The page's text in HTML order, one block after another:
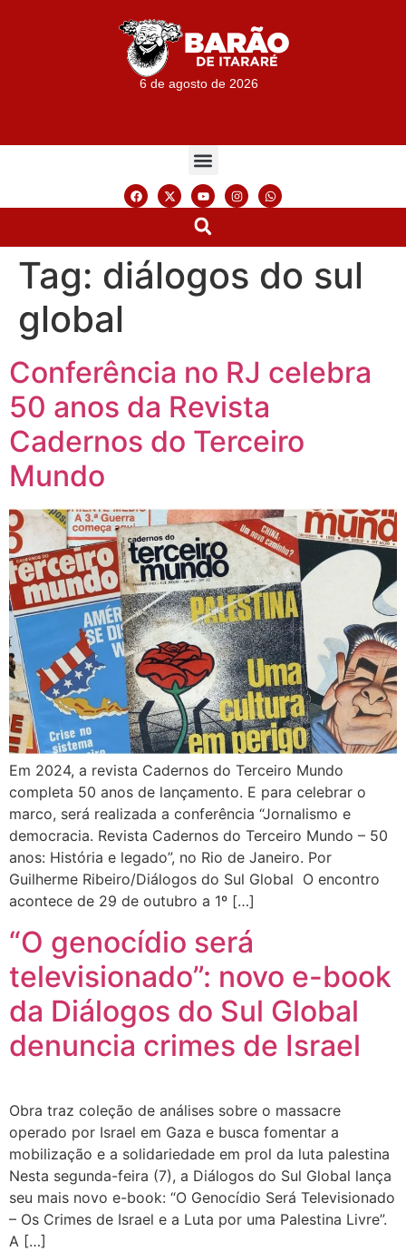
6 de agosto de 2026
Tag: diálogos do sul
global
Conferência no RJ celebra
50 anos da Revista
Cadernos do Terceiro
Mundo
Em 2024, a revista Cadernos do Terceiro Mundo
completa 50 anos de lançamento. E para celebrar o
marco, será realizada a conferência “Jornalismo e
democracia. Revista Cadernos do Terceiro Mundo – 50
anos: História e legado”, no Rio de Janeiro. Por
Guilherme Ribeiro/Diálogos do Sul Global O encontro
acontece de 29 de outubro a 1º […]
“O genocídio será
televisionado”: novo e-book
da Diálogos do Sul Global
denuncia crimes de Israel
Obra traz coleção de análises sobre o massacre
operado por Israel em Gaza e busca fomentar a
mobilização e a solidariedade em prol da luta palestina
Nesta segunda-feira (7), a Diálogos do Sul Global lança
seu mais novo e-book: “O Genocídio Será Televisionado
– Os Crimes de Israel e a Luta por uma Palestina Livre”.
A […]